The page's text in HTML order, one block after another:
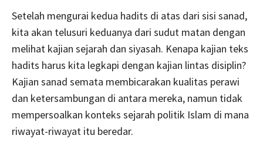
Setelah mengurai kedua hadits di atas dari sisi sanad,
kita akan telusuri keduanya dari sudut matan dengan
melihat kajian sejarah dan siyasah. Kenapa kajian teks
hadits harus kita legkapi dengan kajian lintas disiplin?
Kajian sanad semata membicarakan kualitas perawi
dan ketersambungan di antara mereka, namun tidak
mempersoalkan konteks sejarah politik Islam di mana
riwayat-riwayat itu beredar.